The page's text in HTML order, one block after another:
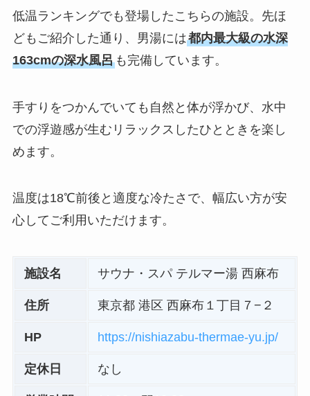
低温ランキングでも登場したこちらの施設。先ほ
どもご紹介した通り、男湯には都内最大級の水深
163cmの深水風呂も完備しています。
手すりをつかんでいても自然と体が浮かび、水中
での浮遊感が生むリラックスしたひとときを楽し
めます。
温度は18℃前後と適度な冷たさで、幅広い方が安
心してご利用いただけます。
施設名 サウナ・スパ テルマー湯 西麻布
住所 東京都 港区 西麻布１丁目７−２
HP https://nishiazabu-thermae-yu.jp/
定休日 なし